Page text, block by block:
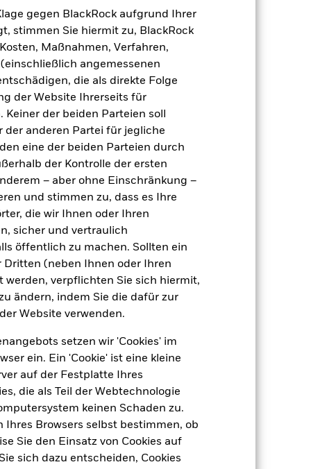
gegen BlackRock aufgrund Ihrer
stimmen Sie hiermit zu, BlackRock
Maßnahmen, Verfahren,
angemessenen
die als direkte Folge
der Website Ihrerseits für
der beiden Parteien soll
anderen Partei für jegliche
eine der beiden Parteien durch
der Kontrolle der ersten
– aber ohne Einschränkung –
und stimmen zu, dass es Ihre
die wir Ihnen oder Ihren
sicher und vertraulich
öffentlich zu machen. Sollten ein
Dritten (neben Ihnen oder Ihren
verpflichten Sie sich hiermit,
ändern, indem Sie die dafür zur
Website verwenden.
setzen wir 'Cookies' im
ein. Ein 'Cookie' ist eine kleine
auf der Festplatte Ihres
die als Teil der Webtechnologie
keinen Schaden zu.
Browsers selbst bestimmen, ob
Sie den Einsatz von Cookies auf
sich dazu entscheiden, Cookies
aufweisen. Wenn die
nicht von dieser Wertentwicklung
den ESG-Kriterien nicht vereinbar
Fonds ohne ein solches Screening,
anbieten oder als
für den Fonds führen.Liquiditätsrisiko:
oder zu kaufen.
Aktien
1,81%
LU0011850046
USD 5 000,00
Thesaurierend
Global Large-Cap Blend Equity
täglich, berechnet auf Basis von
0938446